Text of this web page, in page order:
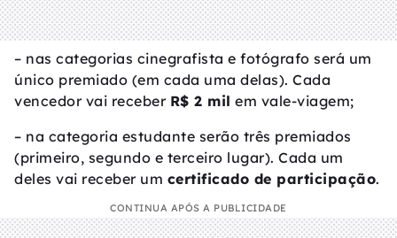
– nas categorias cinegrafista e fotógrafo será um
único premiado (em cada uma delas). Cada
vencedor vai receber R$ 2 mil em vale-viagem;
– na categoria estudante serão três premiados
(primeiro, segundo e terceiro lugar). Cada um
deles vai receber um certificado de participação.
CONTINUA APÓS A PUBLICIDADE